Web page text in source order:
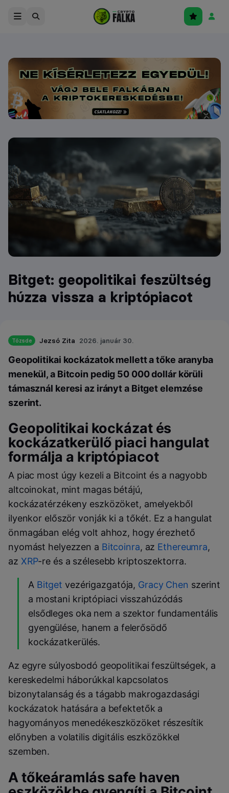
Bitget: geopolitikai feszültség
húzza vissza a kriptópiacot
Tőzsde Jezsó Zita 2026. január 30.
Geopolitikai kockázatok mellett a tőke aranyba
menekül, a Bitcoin pedig 50 000 dollár körüli
támasznál keresi az irányt a Bitget elemzése
szerint.
Geopolitikai kockázat és
kockázatkerülő piaci hangulat
formálja a kriptópiacot
A piac most úgy kezeli a Bitcoint és a nagyobb
altcoinokat, mint magas bétájú,
kockázatérzékeny eszközöket, amelyekből
ilyenkor először vonják ki a tőkét. Ez a hangulat
önmagában elég volt ahhoz, hogy érezhető
nyomást helyezzen a Bitcoinra, az Ethereumra,
az XRP-re és a szélesebb kriptoszektorra.
A Bitget vezérigazgatója, Gracy Chen szerint
a mostani kriptópiaci visszahúzódás
elsődleges oka nem a szektor fundamentális
gyengülése, hanem a felerősödő
kockázatkerülés.
Az egyre súlyosbodó geopolitikai feszültségek, a
kereskedelmi háborúkkal kapcsolatos
bizonytalanság és a tágabb makrogazdasági
kockázatok hatására a befektetők a
hagyományos menedékeszközöket részesítik
előnyben a volatilis digitális eszközökkel
szemben.
A tőkeáramlás safe haven